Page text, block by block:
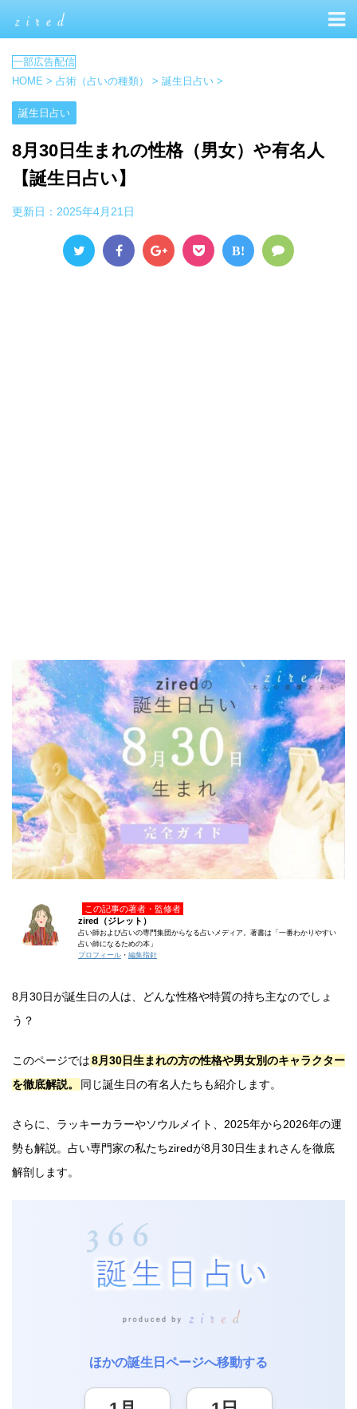
HOME > 占術（占いの種類） > 誕生日占い >
誕生日占い
8月30日生まれの性格（男女）や有名人
【誕生日占い】
更新日： 2025年4月21日
B!
この記事の著者・監修者
zired（ジレット）
占い師および占いの専門集団からなる占いメディア。著書は「一番わかりやすい
占い師になるための本」
プロフィール ・ 編集指針
8月30日が誕生日の人は、どんな性格や特質の持ち主なのでしょ
う？
このページでは8月30日生まれの方の性格や男女別のキャラクター
を徹底解説。
同じ誕生日の有名人たちも紹介します。
さらに、ラッキーカラーやソウルメイト、2025年から2026年の運
勢も解説。占い専門家の私たちziredが8月30日生まれさんを徹底
解剖します。
ほかの誕生日ページへ移動する